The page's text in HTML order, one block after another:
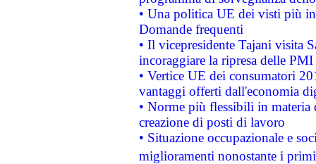
• Una politica UE dei visti più
Domande frequenti
• Il vicepresidente Tajani visita
incoraggiare la ripresa delle
• Vertice UE dei consumatori
vantaggi offerti dall'economia
• Norme più flessibili in materia
creazione di posti di lavoro
• Situazione occupazionale e
miglioramenti nonostante i